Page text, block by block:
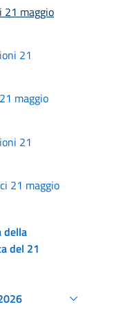
21 maggio
21
maggio
21
21 maggio
della
del 21